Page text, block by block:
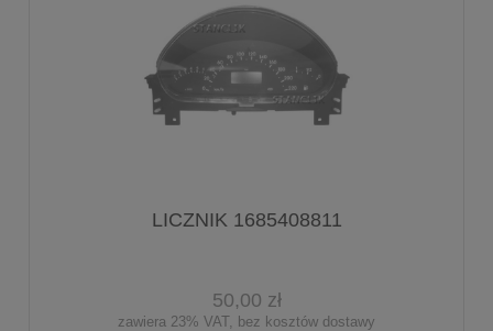
LICZNIK 1685408811
50,00 zł
zawiera 23% VAT, bez kosztów dostawy